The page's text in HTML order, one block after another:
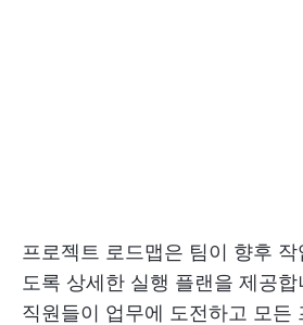
프로젝트 로드맵은 팀이 향후
도록 상세한 실행 플랜을 제공
직원들이 업무에 도전하고 모든